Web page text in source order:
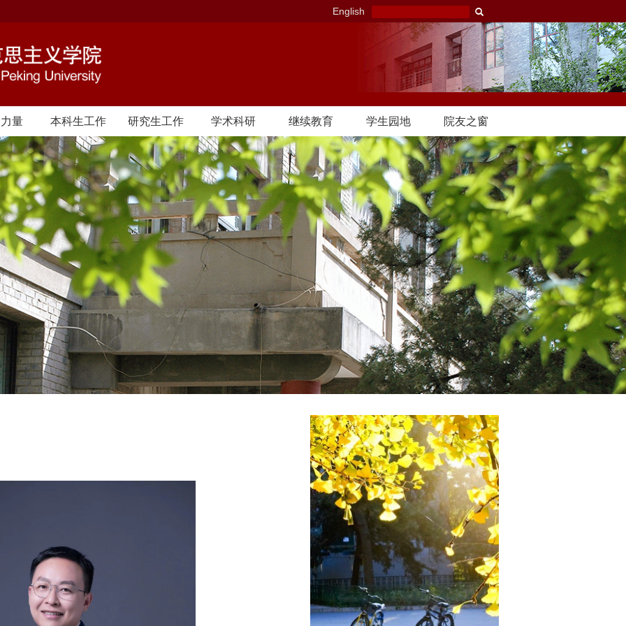
English
量 本科生工作 研究生工作 学术科研 继续教育 学生园地 院友之窗